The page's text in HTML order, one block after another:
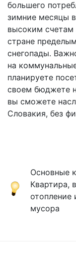
большего
зимние месяцы
высоким счетам
стране
снегопады.
на
планируете
своем бюджете
вы сможете
Словакия, без
Основные
Квартира,
отопление
мусора